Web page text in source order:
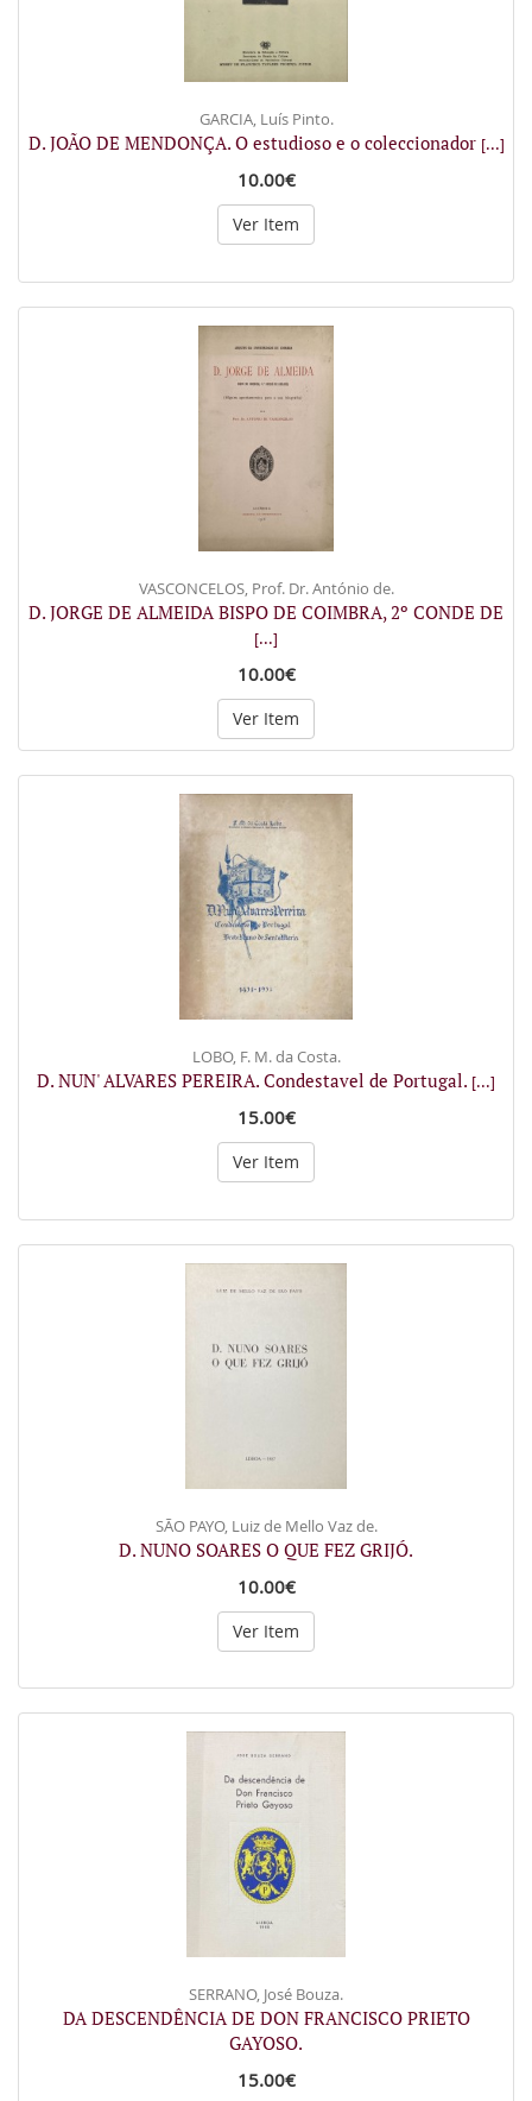
GARCIA, Luís Pinto.
D. JOÃO DE MENDONÇA. O estudioso e o coleccionador [...]
10.00€
Ver Item
VASCONCELOS, Prof. Dr. António de.
D. JORGE DE ALMEIDA BISPO DE COIMBRA, 2º CONDE DE
[...]
10.00€
Ver Item
LOBO, F. M. da Costa.
D. NUN' ALVARES PEREIRA. Condestavel de Portugal. [...]
15.00€
Ver Item
SÃO PAYO, Luiz de Mello Vaz de.
D. NUNO SOARES O QUE FEZ GRIJÓ.
10.00€
Ver Item
SERRANO, José Bouza.
DA DESCENDÊNCIA DE DON FRANCISCO PRIETO
GAYOSO.
15.00€